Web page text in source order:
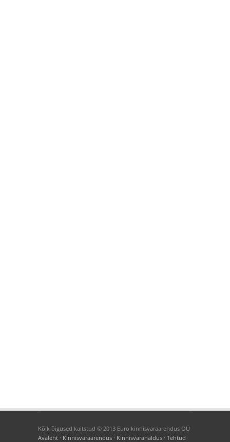
Kõik õigused kaitstud © 2013 Euro kinnisvaraarendus OÜ
Avaleht · Kinnisvaraarendus · Kinnisvarahaldus · Tehtud